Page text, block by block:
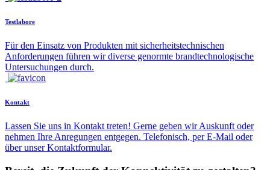
Testlabore
Für den Einsatz von Produkten mit sicherheitstechnischen
Anforderungen führen wir diverse genormte brandtechnologische
Untersuchungen durch.
Kontakt
Lassen Sie uns in Kontakt treten! Gerne geben wir Auskunft oder
nehmen Ihre Anregungen entgegen. Telefonisch, per E-Mail oder
über unser Kontaktformular.